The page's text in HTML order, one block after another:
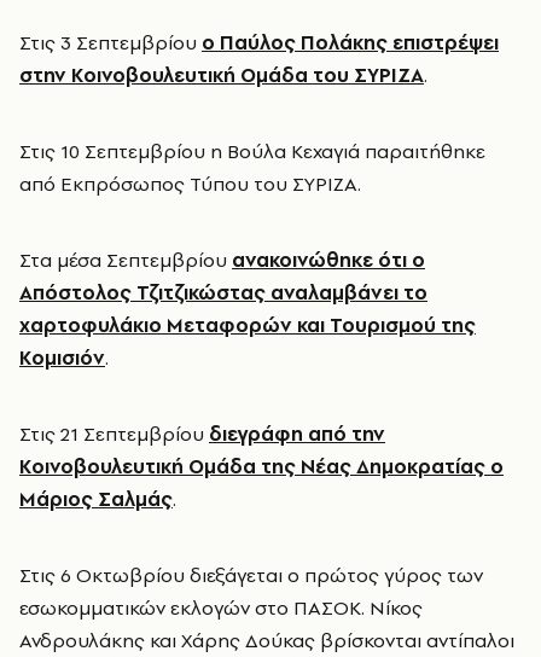
Στις 3 Σεπτεμβρίου ο Παύλος Πολάκης επιστρέψει
στην Κοινοβουλευτική Ομάδα του ΣΥΡΙΖΑ.
Στις 10 Σεπτεμβρίου η Βούλα Κεχαγιά παραιτήθηκε
από Εκπρόσωπος Τύπου του ΣΥΡΙΖΑ.
Στα μέσα Σεπτεμβρίου ανακοινώθηκε ότι ο
Απόστολος Τζιτζικώστας αναλαμβάνει το
χαρτοφυλάκιο Μεταφορών και Τουρισμού της
Κομισιόν.
Στις 21 Σεπτεμβρίου διεγράφη από την
Κοινοβουλευτική Ομάδα της Νέας Δημοκρατίας ο
Μάριος Σαλμάς.
Στις 6 Οκτωβρίου διεξάγεται ο πρώτος γύρος των
εσωκομματικών εκλογών στο ΠΑΣΟΚ. Νίκος
Ανδρουλάκης και Χάρης Δούκας βρίσκονται αντίπαλοι